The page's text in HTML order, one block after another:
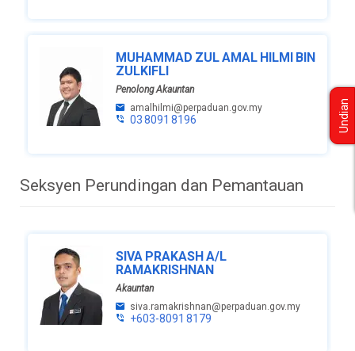
MUHAMMAD ZUL AMAL HILMI BIN
ZULKIFLI
Penolong Akauntan
amalhilmi@perpaduan.gov.my
03 8091 8196
Seksyen Perundingan dan Pemantauan
SIVA PRAKASH A/L
RAMAKRISHNAN
Akauntan
siva.ramakrishnan@perpaduan.gov.my
+603-8091 8179
Undian